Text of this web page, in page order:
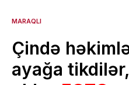
MARAQLI
Çində
ayağa